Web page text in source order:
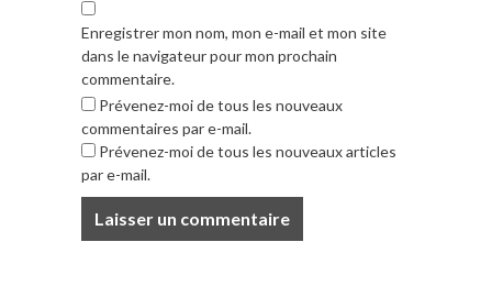
Enregistrer mon nom, mon e-mail et mon site
dans le navigateur pour mon prochain
commentaire.
Prévenez-moi de tous les nouveaux
commentaires par e-mail.
Prévenez-moi de tous les nouveaux articles
par e-mail.